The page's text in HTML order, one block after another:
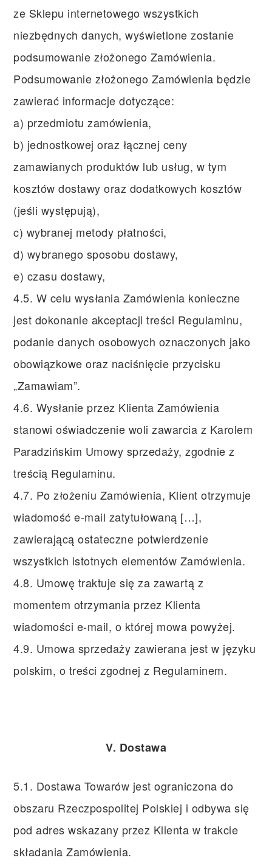
ze Sklepu internetowego wszystkich
niezbędnych danych, wyświetlone zostanie
podsumowanie złożonego Zamówienia.
Podsumowanie złożonego Zamówienia będzie
zawierać informacje dotyczące:
a) przedmiotu zamówienia,
b) jednostkowej oraz łącznej ceny
zamawianych produktów lub usług, w tym
kosztów dostawy oraz dodatkowych kosztów
(jeśli występują),
c) wybranej metody płatności,
d) wybranego sposobu dostawy,
e) czasu dostawy,
4.5. W celu wysłania Zamówienia konieczne
jest dokonanie akceptacji treści Regulaminu,
podanie danych osobowych oznaczonych jako
obowiązkowe oraz naciśnięcie przycisku
„Zamawiam”.
4.6. Wysłanie przez Klienta Zamówienia
stanowi oświadczenie woli zawarcia z Karolem
Paradzińskim Umowy sprzedaży, zgodnie z
treścią Regulaminu.
4.7. Po złożeniu Zamówienia, Klient otrzymuje
wiadomość e-mail zatytułowaną […],
zawierającą ostateczne potwierdzenie
wszystkich istotnych elementów Zamówienia.
4.8. Umowę traktuje się za zawartą z
momentem otrzymania przez Klienta
wiadomości e-mail, o której mowa powyżej.
4.9. Umowa sprzedaży zawierana jest w języku
polskim, o treści zgodnej z Regulaminem.
V. Dostawa
5.1. Dostawa Towarów jest ograniczona do
obszaru Rzeczpospolitej Polskiej i odbywa się
pod adres wskazany przez Klienta w trakcie
składania Zamówienia.